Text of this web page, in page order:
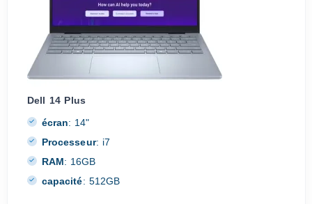
Dell 14 Plus
écran: 14"
Processeur: i7
RAM: 16GB
capacité: 512GB